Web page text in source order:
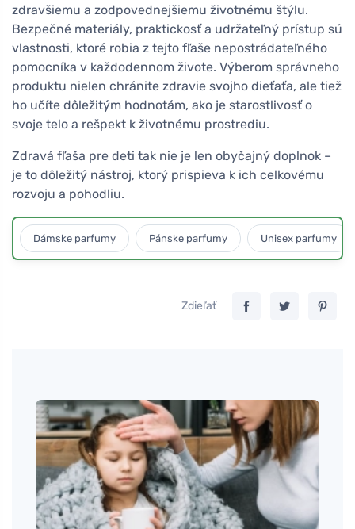
zdravšiemu a zodpovednejšiemu životnému štýlu.
Bezpečné materiály, praktickosť a udržateľný prístup sú
vlastnosti, ktoré robia z tejto fľaše nepostrádateľného
pomocníka v každodennom živote. Výberom správneho
produktu nielen chránite zdravie svojho dieťaťa, ale tiež
ho učíte dôležitým hodnotám, ako je starostlivosť o
svoje telo a rešpekt k životnému prostrediu.
Zdravá fľaša pre deti tak nie je len obyčajný doplnok –
je to dôležitý nástroj, ktorý prispieva k ich celkovému
rozvoju a pohodliu.
Dámske parfumy Pánske parfumy Unisex parfumy
Zdieľať